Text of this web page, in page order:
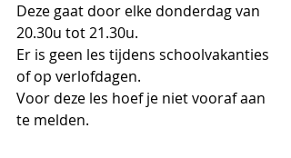
Deze gaat door elke donderdag van
20.30u tot 21.30u.
Er is geen les tijdens schoolvakanties
of op verlofdagen.
Voor deze les hoef je niet vooraf aan
te melden.